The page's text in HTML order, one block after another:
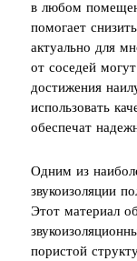
в любом
помогает
актуально для
от соседей
достижения
использовать
обеспечат
Одним из
звукоизоляции
Этот материал
пористой